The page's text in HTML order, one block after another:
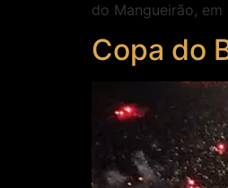
do Mangueirão,
Copa do